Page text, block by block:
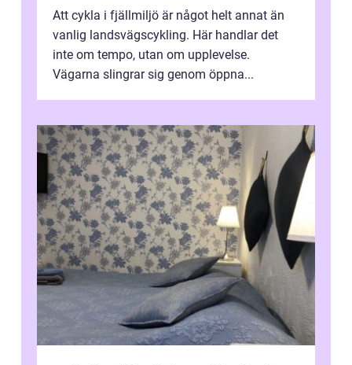
Att cykla i fjällmiljö är något helt annat än
vanlig landsvägscykling. Här handlar det
inte om tempo, utan om upplevelse.
Vägarna slingrar sig genom öppna...